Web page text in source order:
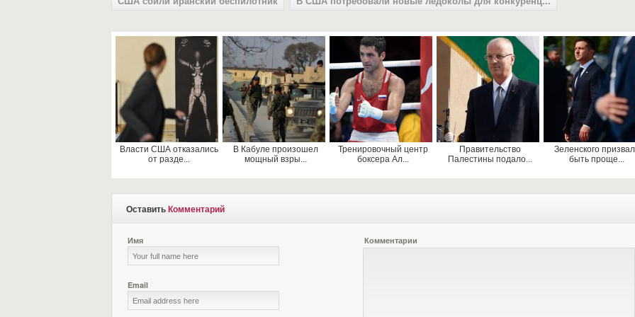
Власти США отказались
от разде...
В Кабуле произошел
мощный взры...
Тренировочный центр
боксера Ал...
Правительство
Палестины подало...
Зеленского
быть проще...
ОставитьКомментарий
Имя
Email
Комментарии